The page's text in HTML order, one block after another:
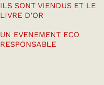
ILS SONT VIENDUS ET LE
LIVRE D’OR
UN EVENEMENT ECO
RESPONSABLE